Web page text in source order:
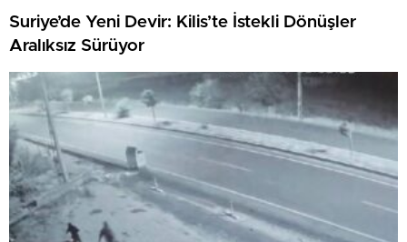
Suriye’de Yeni Devir: Kilis’te İstekli Dönüşler
Aralıksız Sürüyor